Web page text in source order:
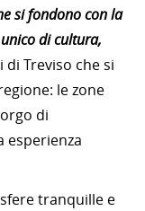
si fondono con la
di cultura,
Treviso che si
le zone
di
esperienza
tranquille e